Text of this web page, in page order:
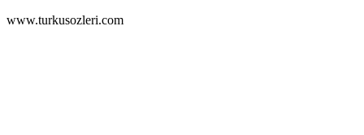
www.turkusozleri.com